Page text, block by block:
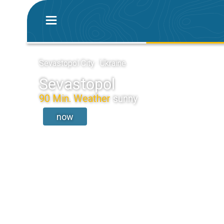
Sevastopol City · Ukraine
Sevastopol
90 Min. Weather sunny
now